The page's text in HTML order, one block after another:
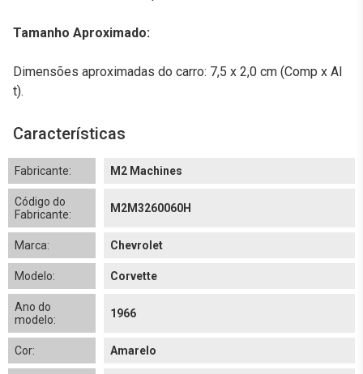
Tamanho Aproximado:
Dimensões aproximadas do carro: 7,5 x 2,0 cm (Comp x Al
t).
Características
Fabricante: M2 Machines
Código do
Fabricante:
M2M3260060H
Marca: Chevrolet
Modelo: Corvette
Ano do
modelo:
1966
Cor: Amarelo